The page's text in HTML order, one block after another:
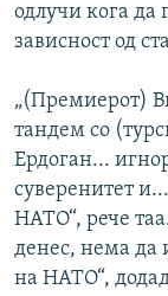
одлучи кога да
зависност од
„(Премиерот)
тандем со
Ердоган...
суверенитет
НАТО“, рече
денес, нема да
на НАТО“,